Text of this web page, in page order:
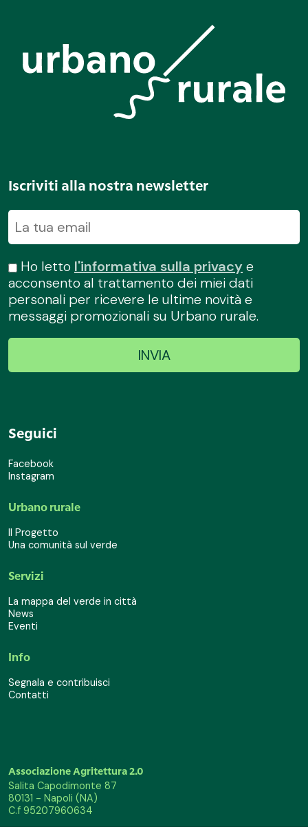
Iscriviti alla nostra newsletter
Ho letto l'informativa sulla privacye
acconsento al trattamento dei miei dati
personali per ricevere le ultime novità e
messaggi promozionali su Urbano rurale.
Seguici
Facebook
Instagram
Urbano rurale
Il Progetto
Una comunità sul verde
Servizi
La mappa del verde in città
News
Eventi
Info
Segnala e contribuisci
Contatti
Associazione Agritettura 2.0
Salita Capodimonte 87
80131 - Napoli (NA)
C.f 95207960634